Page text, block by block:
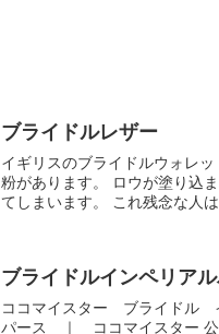
ブライドルレザー
イギリスのブライドルウォレ
粉があります。 ロウが塗り込
てしまいます。 これ残念な人
ブライドルインペリ
ココマイスター ブライドル
パース ｜ ココマイスター 公